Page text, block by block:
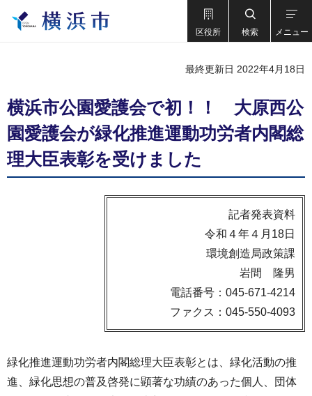
区役所 検索 メニュー
最終更新日 2022年4月18日
横浜市公園愛護会で初！！ 大原西公
園愛護会が緑化推進運動功労者内閣総
理大臣表彰を受けました
記者発表資料
令和４年４月18日
環境創造局政策課
岩間 隆男
電話番号：045-671-4214
ファクス：045-550-4093
緑化推進運動功労者内閣総理大臣表彰とは、緑化活動の推
進、緑化思想の普及啓発に顕著な功績のあった個人、団体